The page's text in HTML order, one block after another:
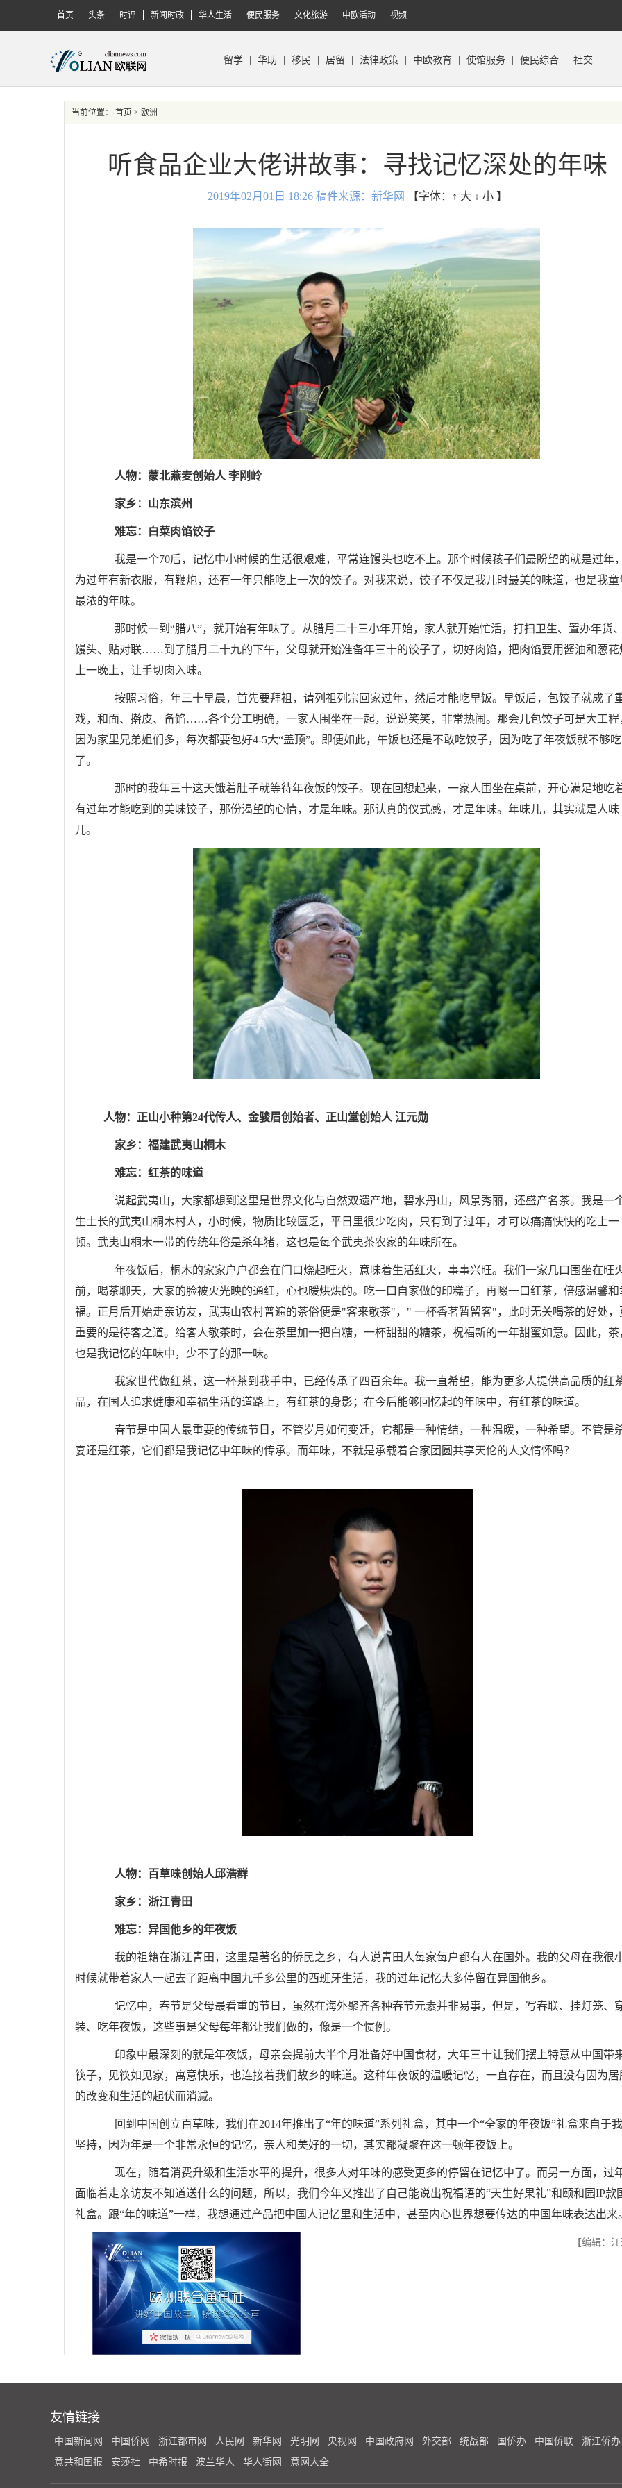
首页 头条 时评 新闻时政 华人生活 便民服务 文化旅游 中欧活动 视频
留学 华助 移民 居留 法律政策 中欧教育 使馆服务 便民综合 社交
当前位置： 首页 > 欧洲
听食品企业大佬讲故事：寻找记忆深处的年味
2019年02月01日 18:26 稿件来源：新华网 【字体： ↑ 大 ↓ 小 】
人物：蒙北燕麦创始人 李刚岭
家乡：山东滨州
难忘：白菜肉馅饺子
我是一个70后，记忆中小时候的生活很艰难，平常连馒头也吃不上。那个时候孩子们最盼望的就是过年
为过年有新衣服，有鞭炮，还有一年只能吃上一次的饺子。对我来说，饺子不仅是我儿时最美的味道，也是我童
最浓的年味。
那时候一到“腊八”，就开始有年味了。从腊月二十三小年开始，家人就开始忙活，打扫卫生、置办年货
馒头、贴对联……到了腊月二十九的下午，父母就开始准备年三十的饺子了，切好肉馅，把肉馅要用酱油和葱花
上一晚上，让手切肉入味。
按照习俗，年三十早晨，首先要拜祖，请列祖列宗回家过年，然后才能吃早饭。早饭后，包饺子就成了
戏，和面、擀皮、备馅……各个分工明确，一家人围坐在一起，说说笑笑，非常热闹。那会儿包饺子可是大工程
因为家里兄弟姐们多，每次都要包好4-5大“盖顶”。即便如此，午饭也还是不敢吃饺子，因为吃了年夜饭就不够
了。
那时的我年三十这天饿着肚子就等待年夜饭的饺子。现在回想起来，一家人围坐在桌前，开心满足地吃
有过年才能吃到的美味饺子，那份渴望的心情，才是年味。那认真的仪式感，才是年味。年味儿，其实就是人味
儿。
人物：正山小种第24代传人、金骏眉创始者、正山堂创始人 江元勋
家乡：福建武夷山桐木
难忘：红茶的味道
说起武夷山，大家都想到这里是世界文化与自然双遗产地，碧水丹山，风景秀丽，还盛产名茶。我是一
生土长的武夷山桐木村人，小时候，物质比较匮乏，平日里很少吃肉，只有到了过年，才可以痛痛快快的吃上一
顿。武夷山桐木一带的传统年俗是杀年猪，这也是每个武夷茶农家的年味所在。
年夜饭后，桐木的家家户户都会在门口烧起旺火，意味着生活红火，事事兴旺。我们一家几口围坐在旺
前，喝茶聊天，大家的脸被火光映的通红，心也暖烘烘的。吃一口自家做的印糕子，再啜一口红茶，倍感温馨和
福。正月后开始走亲访友，武夷山农村普遍的茶俗便是"客来敬茶"，" 一杯香茗暂留客"，此时无关喝茶的好处，
重要的是待客之道。给客人敬茶时，会在茶里加一把白糖，一杯甜甜的糖茶，祝福新的一年甜蜜如意。因此，茶
也是我记忆的年味中，少不了的那一味。
我家世代做红茶，这一杯茶到我手中，已经传承了四百余年。我一直希望，能为更多人提供高品质的红
品，在国人追求健康和幸福生活的道路上，有红茶的身影；在今后能够回忆起的年味中，有红茶的味道。
春节是中国人最重要的传统节日，不管岁月如何变迁，它都是一种情结，一种温暖，一种希望。不管是
宴还是红茶，它们都是我记忆中年味的传承。而年味，不就是承载着合家团圆共享天伦的人文情怀吗？
人物：百草味创始人邱浩群
家乡：浙江青田
难忘：异国他乡的年夜饭
我的祖籍在浙江青田，这里是著名的侨民之乡，有人说青田人每家每户都有人在国外。我的父母在我很
时候就带着家人一起去了距离中国九千多公里的西班牙生活，我的过年记忆大多停留在异国他乡。
记忆中，春节是父母最看重的节日，虽然在海外聚齐各种春节元素并非易事，但是，写春联、挂灯笼、
装、吃年夜饭，这些事是父母每年都让我们做的，像是一个惯例。
印象中最深刻的就是年夜饭，母亲会提前大半个月准备好中国食材，大年三十让我们摆上特意从中国带
筷子，见筷如见家，寓意快乐，也连接着我们故乡的味道。这种年夜饭的温暖记忆，一直存在，而且没有因为居
的改变和生活的起伏而消减。
回到中国创立百草味，我们在2014年推出了“年的味道”系列礼盒，其中一个“全家的年夜饭”礼盒来自于
坚持，因为年是一个非常永恒的记忆，亲人和美好的一切，其实都凝聚在这一顿年夜饭上。
现在，随着消费升级和生活水平的提升，很多人对年味的感受更多的停留在记忆中了。而另一方面，过
面临着走亲访友不知道送什么的问题，所以，我们今年又推出了自己能说出祝福语的“天生好果礼”和颐和园IP款
礼盒。跟“年的味道”一样，我想通过产品把中国人记忆里和生活中，甚至内心世界想要传达的中国年味表达出来
【编辑：
友情链接
中国新闻网 中国侨网 浙江都市网 人民网 新华网 光明网 央视网 中国政府网 外交部 统战部 国侨办 中国侨联
浙江侨办
意共和国报
安莎社 中希时报 波兰华人 华人街网 意网大全